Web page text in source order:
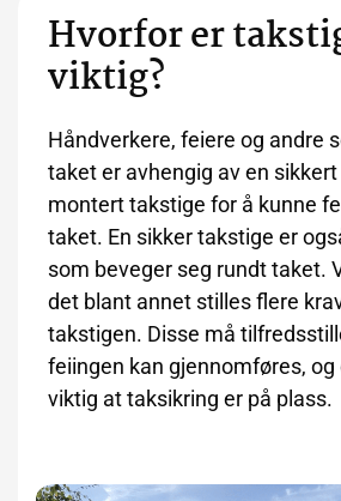
Hvorfor er
viktig?
Håndverkere, feiere og andre
taket er avhengig av en
montert takstige for å kunne
taket. En sikker takstige er
som beveger seg rundt taket.
det blant annet stilles flere
takstigen. Disse må
feiingen kan gjennomføres,
viktig attaksikring er på plass.